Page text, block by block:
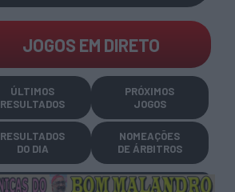
JOGOS EM DIRETO
ÚLTIMOS
RESULTADOS
PRÓXIMOS
JOGOS
RESULTADOS
DO DIA
NOMEAÇÕES
DE ÁRBITROS